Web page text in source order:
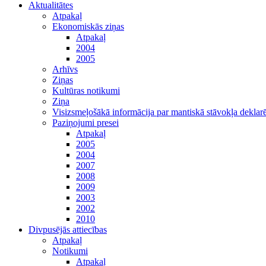
Aktualitātes
Atpakaļ
Ekonomiskās ziņas
Atpakaļ
2004
2005
Arhīvs
Ziņas
Kultūras notikumi
Ziņa
Visizsmeļošākā informācija par mantiskā stāvokļa
Paziņojumi presei
Atpakaļ
2005
2004
2007
2008
2009
2003
2002
2010
Divpusējās attiecības
Atpakaļ
Notikumi
Atpakaļ